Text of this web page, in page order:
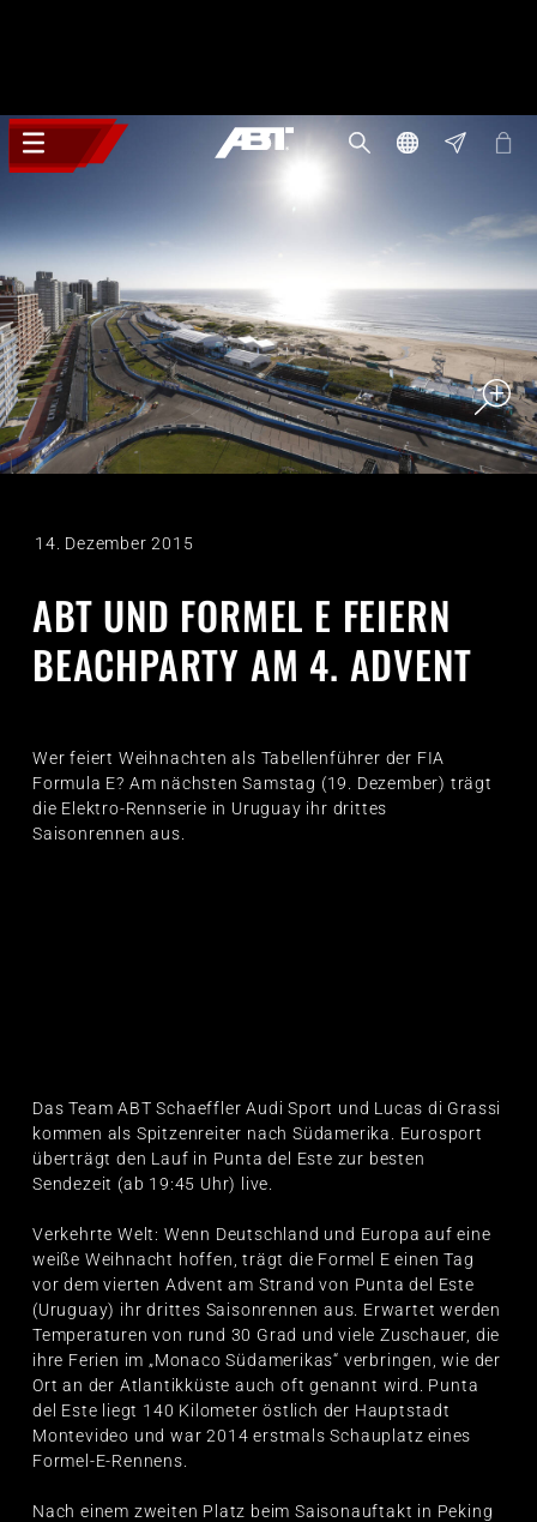
14. Dezember 2015
ABT UND FORMEL E FEIERN
BEACHPARTY AM 4. ADVENT
Wer feiert Weihnachten als Tabellenführer der FIA
Formula E? Am nächsten Samstag (19. Dezember) trägt
die Elektro-Rennserie in Uruguay ihr drittes
Saisonrennen aus.
Das Team ABT Schaeffler Audi Sport und Lucas di Grassi
kommen als Spitzenreiter nach Südamerika. Eurosport
überträgt den Lauf in Punta del Este zur besten
Sendezeit (ab 19:45 Uhr) live.
Verkehrte Welt: Wenn Deutschland und Europa auf eine
weiße Weihnacht hoffen, trägt die Formel E einen Tag
vor dem vierten Advent am Strand von Punta del Este
(Uruguay) ihr drittes Saisonrennen aus. Erwartet werden
Temperaturen von rund 30 Grad und viele Zuschauer, die
ihre Ferien im „Monaco Südamerikas“ verbringen, wie der
Ort an der Atlantikküste auch oft genannt wird. Punta
del Este liegt 140 Kilometer östlich der Hauptstadt
Montevideo und war 2014 erstmals Schauplatz eines
Formel-E-Rennens.
Nach einem zweiten Platz beim Saisonauftakt in Peking